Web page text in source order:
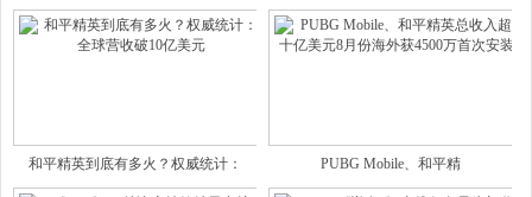
和平精英到底有多火？权威统计： PUBG Mobile、和平精